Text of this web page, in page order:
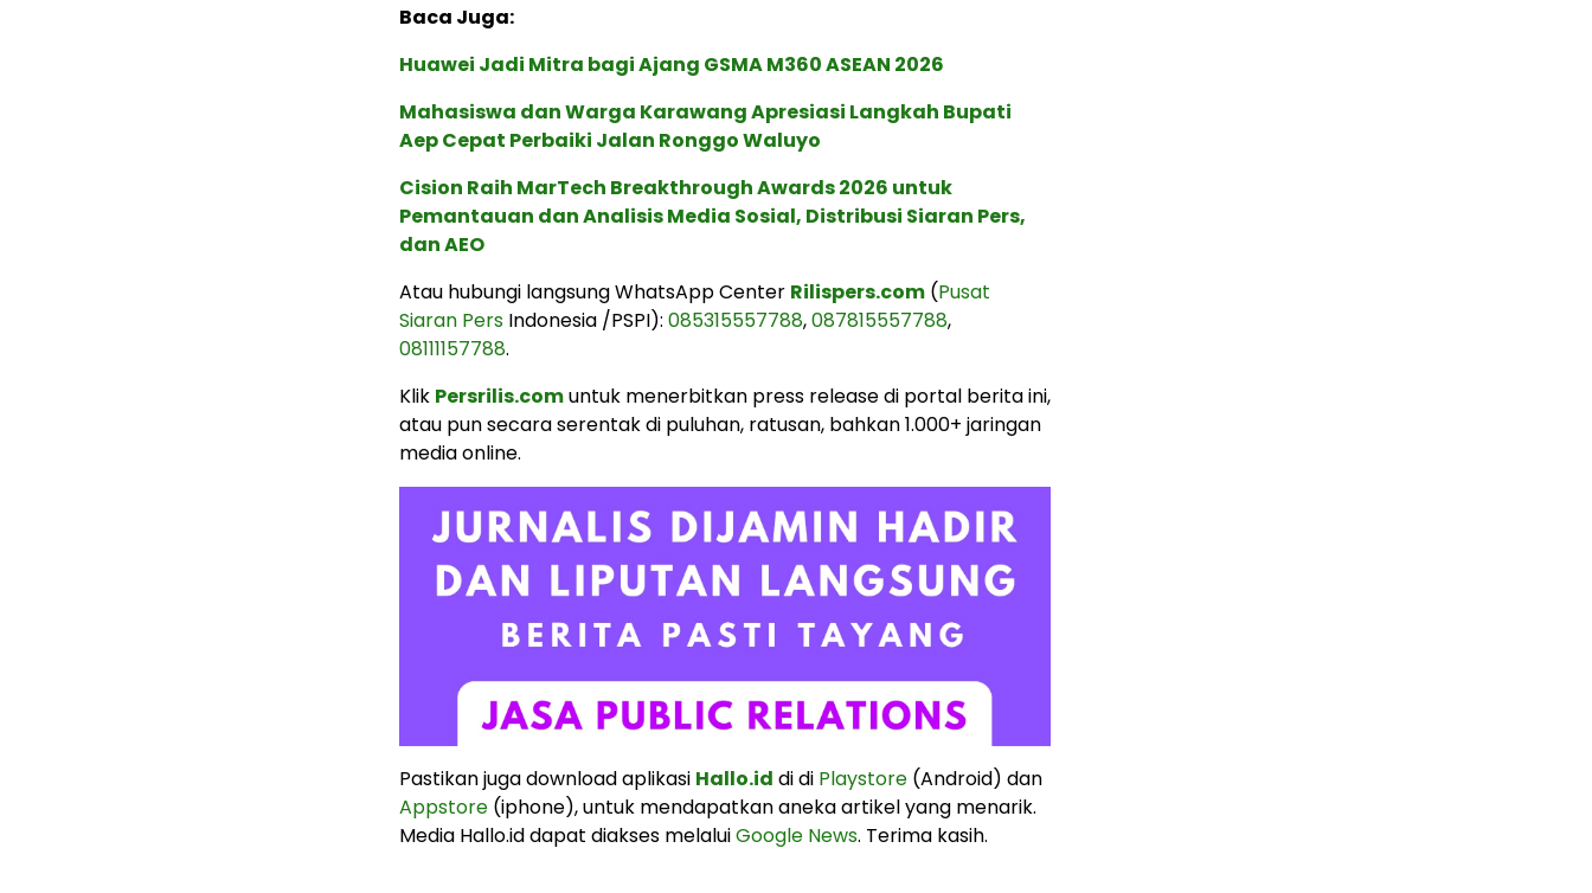
Baca Juga:
Huawei Jadi Mitra bagi Ajang GSMA M360 ASEAN 2026
Mahasiswa dan Warga Karawang Apresiasi Langkah Bupati
Aep Cepat Perbaiki Jalan Ronggo Waluyo
Cision Raih MarTech Breakthrough Awards 2026 untuk
Pemantauan dan Analisis Media Sosial, Distribusi Siaran Pers,
dan AEO
Atau hubungi langsung WhatsApp Center Rilispers.com (Pusat
Siaran Pers Indonesia /PSPI): 085315557788,087815557788,
08111157788.
Klik Persrilis.comuntuk menerbitkan press release di portal berita ini,
atau pun secara serentak di puluhan, ratusan, bahkan 1.000+ jaringan
media online.
Pastikan juga download aplikasi Hallo.id di di Playstore (Android) dan
Appstore (iphone), untuk mendapatkan aneka artikel yang menarik.
Media Hallo.id dapat diakses melaluiGoogle News. Terima kasih.